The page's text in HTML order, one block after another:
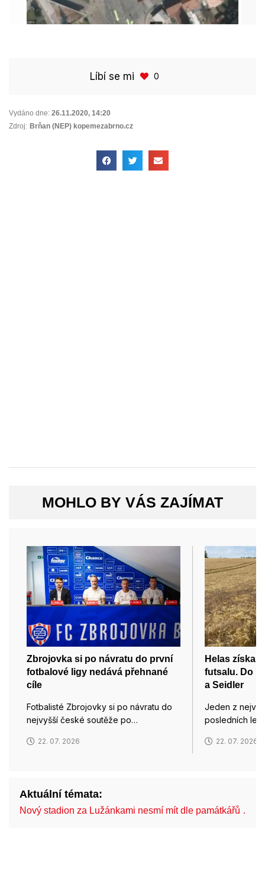
Líbí se mi 0
Vydáno dne: 26.11.2020, 14:20
Zdroj: Brňan (NEP) kopemezabrno.cz
MOHLO BY VÁS ZAJÍMAT
Zbrojovka si po návratu do první
fotbalové ligy nedává přehnané
cíle
Fotbalisté Zbrojovky si po návratu do
nejvyšší české soutěže po…
22. 07. 2026
Helas získal
futsalu. Do
a Seidler
Jeden z
posledních let
22. 07. 2026
Aktuální témata:
Nový stadion za Lužánkami nesmí mít dle památkářů …